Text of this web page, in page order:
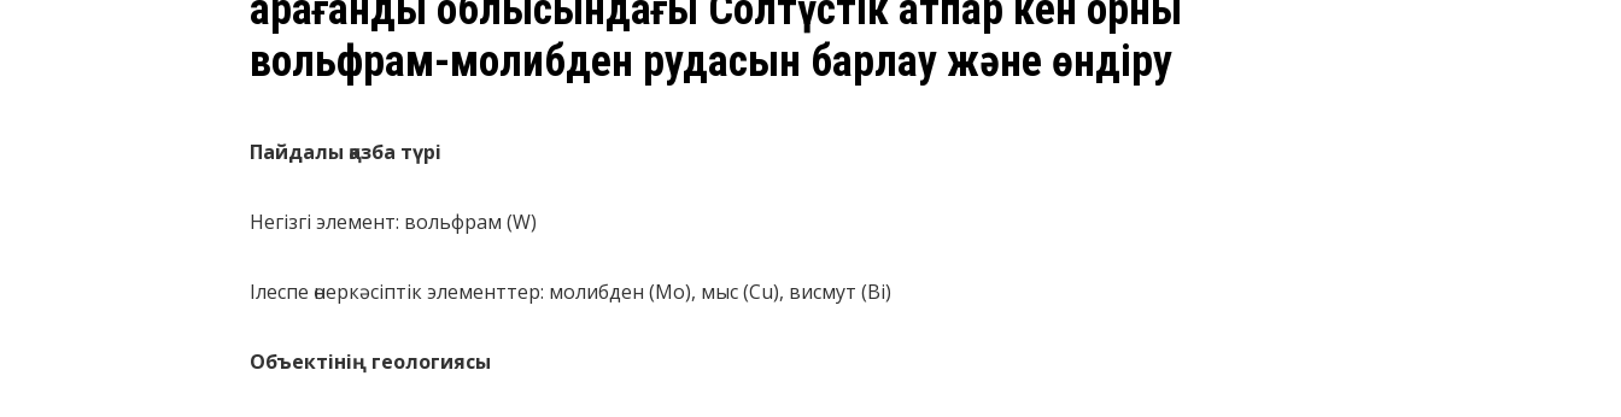
вольфрам-молибден рудасын барлау және өндіру
Пайдалы қазба түрі
Негізгі элемент: вольфрам (W)
Ілеспе өнеркәсіптік элементтер: молибден (Mo), мыс (Cu), висмут (Bi)
Объектінің геологиясы